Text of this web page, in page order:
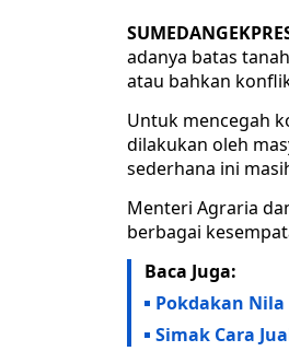
adanya batas
atau bahkan
Untuk mencegah
dilakukan oleh
sederhana ini
Menteri Agraria
berbagai
Baca Juga:
Pokdakan
Simak Cara